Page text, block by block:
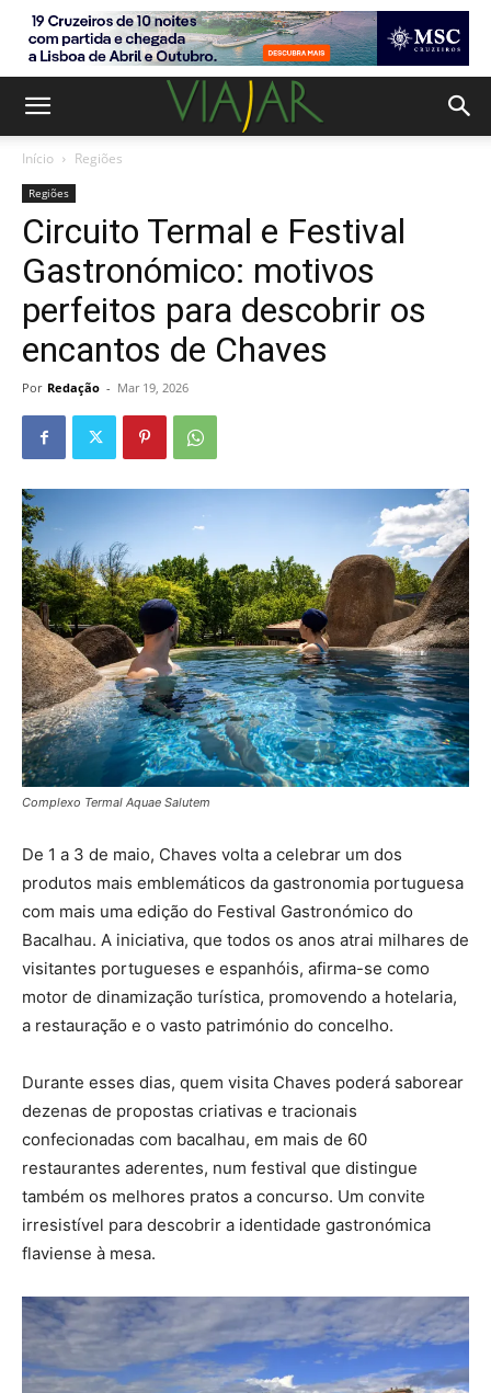
Início Regiões
Regiões
Circuito Termal e Festival
Gastronómico: motivos
perfeitos para descobrir os
encantos de Chaves
Por Redação - Mar 19, 2026
Complexo Termal Aquae Salutem
De 1 a 3 de maio, Chaves volta a celebrar um dos
produtos mais emblemáticos da gastronomia portuguesa
com mais uma edição do Festival Gastronómico do
Bacalhau. A iniciativa, que todos os anos atrai milhares de
visitantes portugueses e espanhóis, afirma-se como
motor de dinamização turística, promovendo a hotelaria,
a restauração e o vasto património do concelho.
Durante esses dias, quem visita Chaves poderá saborear
dezenas de propostas criativas e tracionais
confecionadas com bacalhau, em mais de 60
restaurantes aderentes, num festival que distingue
também os melhores pratos a concurso. Um convite
irresistível para descobrir a identidade gastronómica
flaviense à mesa.